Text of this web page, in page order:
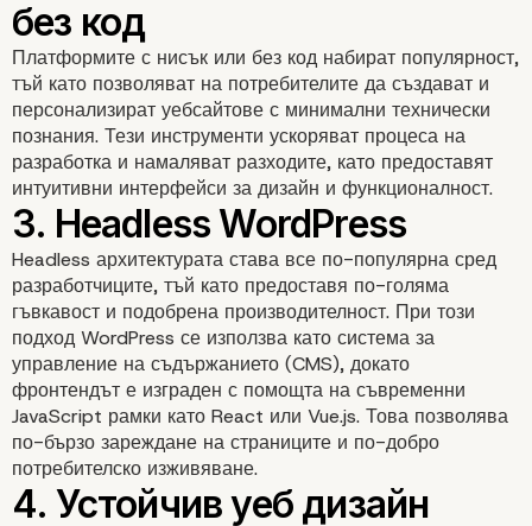
1. Изкуствен интелект
автоматизация
2. Платформи с нисък
без код
Платформите с нисък или без код набират популярност,
тъй като позволяват на потребителите да създават и
персонализират уебсайтове с минимални технически
познания. Тези инструменти ускоряват процеса на
разработка и намаляват разходите, като предоставят
интуитивни интерфейси за дизайн и функционалност.
Headless архитектурата става все по-популярна сред
разработчиците, тъй като предоставя по-голяма
гъвкавост и подобрена производителност. При този
подход WordPress се използва като система за
управление на съдържанието (CMS), докато
фронтендът е изграден с помощта на съвременни
JavaScript рамки като React или Vue.js. Това позволява
по-бързо зареждане на страниците и по-добро
потребителско изживяване.